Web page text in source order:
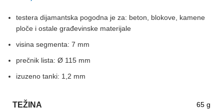
testera dijamantska pogodna je za: beton, blokove, kamene
ploče i ostale građevinske materijale
visina segmenta: 7 mm
prečnik lista: Ø 115 mm
izuzeno tanki: 1,2 mm
TEŽINA 65 g